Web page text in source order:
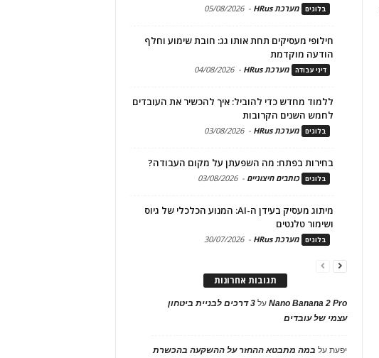
בלוגים מערכת HRus -
05/08/2026
חילופי מעסיקים תחת אותו גג: חובת שימוע וחלף
הודעה מוקדמת
דיני עבודה מערכת HRus -
04/08/2026
ללמוד מחדש כדי להוביל: איך להכשיר את העובדים
לחמש השנים הקרובות
בלוגים מערכת HRus -
03/08/2026
בחירות בפתח: מה השפעתן על מקום העבודה?
בלוגים כותבים חיצוניים -
03/08/2026
מיתוג מעסיק בעידן ה-AI: המנוע הכלכלי של גיוס
ושימור טלנטים
בלוגים מערכת HRus -
30/07/2026
תגובות אחרונות
Nano Banana 2 Proעל
3 דרכים לבניית ביטחון
עצמי של עובדים
יפעתעל במה מתבטא ההחזר על ההשקעה בהכשרת